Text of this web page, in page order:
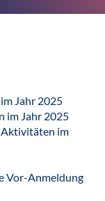
Jahr 2025
im Jahr 2025
Aktivitäten im
Vor-Anmeldung